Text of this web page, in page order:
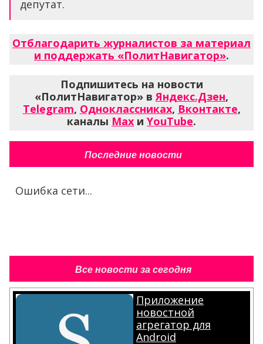
депутат.
Отблагодарить журналистов за материал
и поддержать «ПолитНавигатор».
Подпишитесь на новости
«ПолитНавигатор» вЯндекс.Дзен,
Telegram, Одноклассниках, Вконтакте,
каналы Max и YouTube.
Последние новости
Ошибка сети...
Все новости за сегодня
Приложение
новостной
агрегатор для
Android